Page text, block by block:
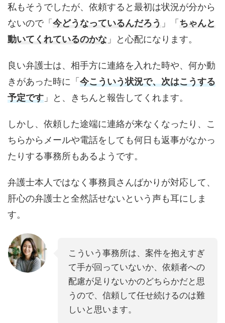
私もそうでしたが、依頼すると最初は状況が分から
ないので「 今どうなっているんだろう 」「 ちゃんと
動いてくれているのかな 」と心配になります。
良い弁護士は、相手方に連絡を入れた時や、何か動
きがあった時に「 今こういう状況で、次はこうする
予定です 」と、きちんと報告してくれます。
しかし、依頼した途端に連絡が来なくなったり、こ
ちらからメールや電話をしても何日も返事がなかっ
たりする事務所もあるようです。
弁護士本人ではなく事務員さんばかりが対応して、
肝心の弁護士と全然話せないという声も耳にしま
す。
こういう事務所は、案件を抱えすぎ
て手が回っていないか、依頼者への
配慮が足りないかのどちらかだと思
うので、信頼して任せ続けるのは難
しいと思います。